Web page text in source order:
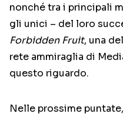
nonché tra i principali
gli unici – del loro
Forbidden Fruit, una
rete ammiraglia di
questo riguardo.
Nelle prossime